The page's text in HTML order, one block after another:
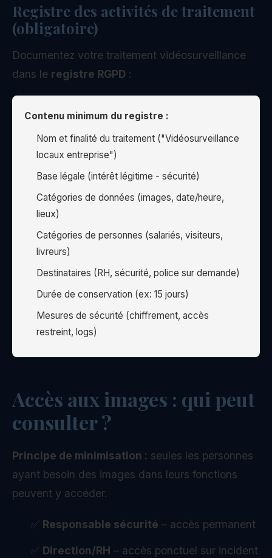
Registre des activités de traitement
(obligatoire)
Documentez votre traitement vidéosurveillance
dans le registre RGPD :
Contenu minimum du registre :
Nom et finalité du traitement ("Vidéosurveillance
locaux entreprise")
Base légale (intérêt légitime - sécurité)
Catégories de données (images, date/heure,
lieux)
Catégories de personnes (salariés, visiteurs,
livreurs)
Destinataires (RH, sécurité, police sur demande)
Durée de conservation (ex: 15 jours)
Mesures de sécurité (chiffrement, accès
restreint, logs)
Accès aux images : qui peut
consulter ?
Principe de minimisation : seules les personnes
ayant besoin des images dans leurs fonctions
peuvent y accéder.
✅ Responsable sécurité – accès permanent
✅ Direction/RH – accès ponctuel sur incident